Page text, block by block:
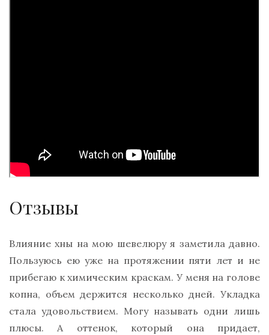
Отзывы
Влияние хны на мою шевелюру я заметила давно.
Пользуюсь ею уже на протяжении пяти лет и не
прибегаю к химическим краскам. У меня на голове
копна, объем держится несколько дней. Укладка
стала удовольствием. Могу называть одни лишь
плюсы. А оттенок, который она придает,